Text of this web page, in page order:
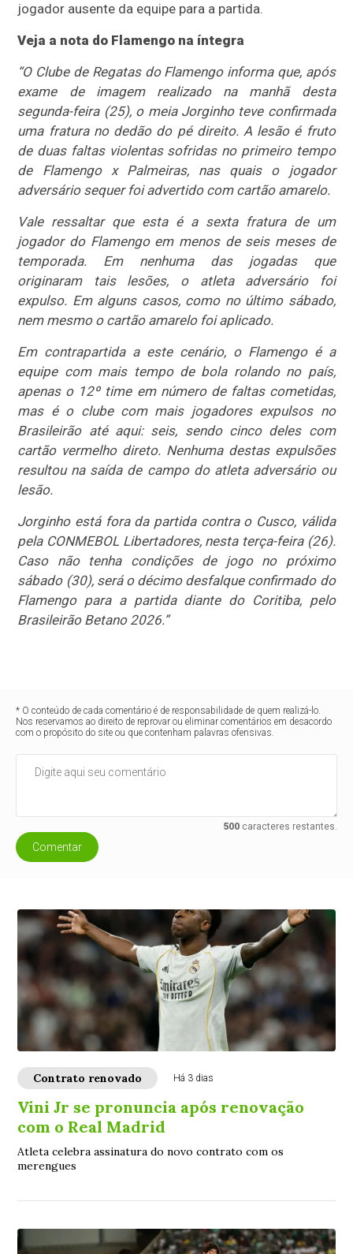
jogador ausente da equipe para a partida.
Veja a nota do Flamengo na íntegra
“O Clube de Regatas do Flamengo informa que, após
exame de imagem realizado na manhã desta
segunda-feira (25), o meia Jorginho teve confirmada
uma fratura no dedão do pé direito. A lesão é fruto
de duas faltas violentas sofridas no primeiro tempo
de Flamengo x Palmeiras, nas quais o jogador
adversário sequer foi advertido com cartão amarelo.
Vale ressaltar que esta é a sexta fratura de um
jogador do Flamengo em menos de seis meses de
temporada. Em nenhuma das jogadas que
originaram tais lesões, o atleta adversário foi
expulso. Em alguns casos, como no último sábado,
nem mesmo o cartão amarelo foi aplicado.
Em contrapartida a este cenário, o Flamengo é a
equipe com mais tempo de bola rolando no país,
apenas o 12º time em número de faltas cometidas,
mas é o clube com mais jogadores expulsos no
Brasileirão até aqui: seis, sendo cinco deles com
cartão vermelho direto. Nenhuma destas expulsões
resultou na saída de campo do atleta adversário ou
lesão.
Jorginho está fora da partida contra o Cusco, válida
pela CONMEBOL Libertadores, nesta terça-feira (26).
Caso não tenha condições de jogo no próximo
sábado (30), será o décimo desfalque confirmado do
Flamengo para a partida diante do Coritiba, pelo
Brasileirão Betano 2026.”
* O conteúdo de cada comentário é de responsabilidade de quem realizá-lo.
Nos reservamos ao direito de reprovar ou eliminar comentários em desacordo
com o propósito do site ou que contenham palavras ofensivas.
500caracteres restantes.
Comentar
Contrato renovado Há 3 dias
Vini Jr se pronuncia após renovação
com o Real Madrid
Atleta celebra assinatura do novo contrato com os
merengues